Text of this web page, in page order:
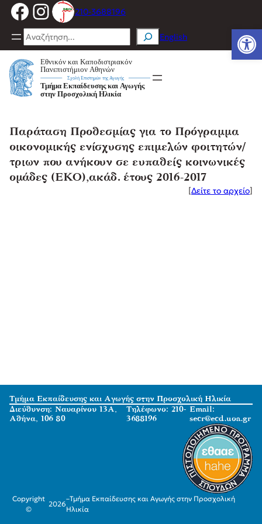
Μετάβαση
στο
περιεχόμενο
Facebook
Instagram
210-3688196
Search English
Παράταση Προθεσμίας για το Πρόγραμμα
οικονομικής ενίσχυσης επιμελών φοιτητών/
τριων που ανήκουν σε ευπαθείς κοινωνικές
ομάδες (ΕΚΟ),ακάδ. έτους 2016-2017
[Δείτε το αρχείο]
Τμήμα Εκπαίδευσης και Αγωγής στην Προσχολική Ηλικία
Διεύθυνση: Ναυαρίνου 13Α,
Αθήνα, 106 80
Τηλέφωνο: 210-
3688196
Email:
secr@ecd.uoa.gr
Copyright
©
2026
–Τμήμα Εκπαίδευσης και Αγωγής στην Προσχολική
Ηλικία